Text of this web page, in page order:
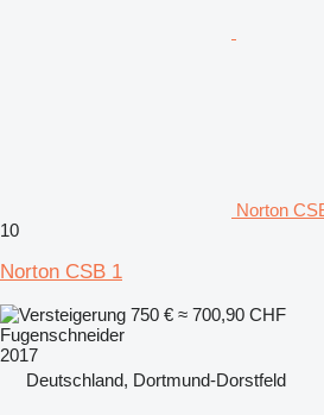
Norton
10
Norton CSB 1
750 € ≈ 700,90 CHF
Fugenschneider
2017
Deutschland, Dortmund-Dorstfeld